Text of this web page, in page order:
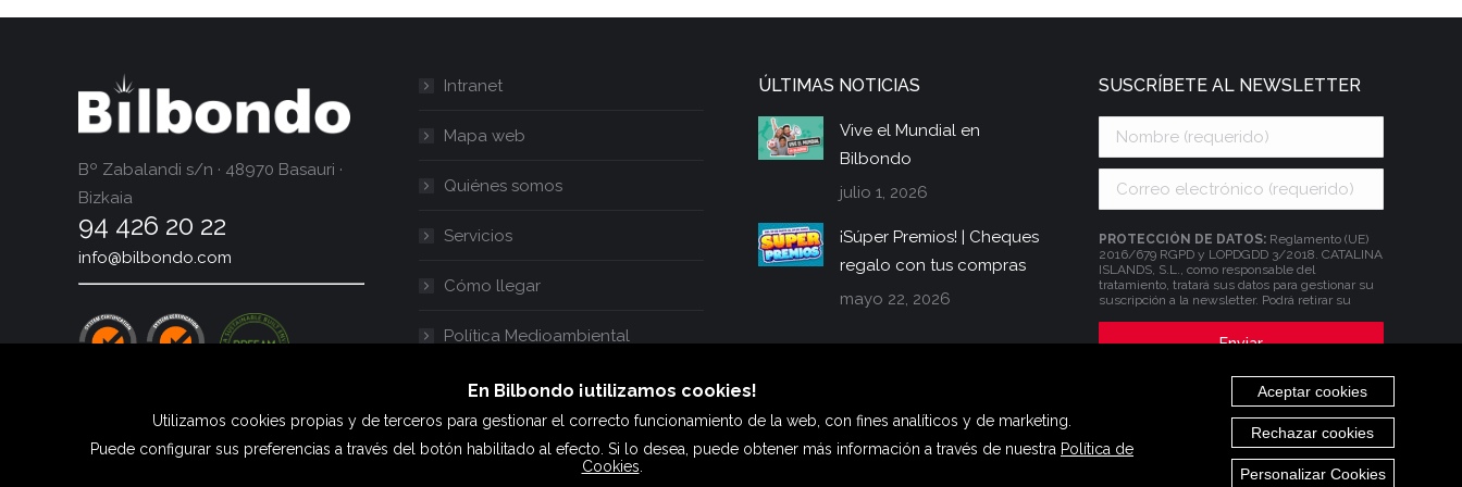
Bº Zabalandi s/n · 48970 Basauri ·
Bizkaia
94 426 20 22
info@bilbondo.com
Intranet
Mapa web
Quiénes somos
Servicios
Cómo llegar
Política Medioambiental
ÚLTIMAS NOTICIAS
Vive el Mundial en
Bilbondo
julio 1, 2026
¡Súper Premios! | Cheques
regalo con tus compras
mayo 22, 2026
SUSCRÍBETE AL NEWSLETTER
PROTECCIÓN DE DATOS:Reglamento (UE)
2016/679 RGPD y LOPDGDD 3/2018. CATALINA
ISLANDS, S.L., como responsable del
tratamiento, tratará sus datos para gestionar su
suscripción a la newsletter. Podrá retirar su
realizar con anterioridad, y podrá ejercitar los
los datos, entre otros, tal y como se explica en la
información adicional que está a su disposición
Política de Privacidad.
Bilbondo © Copyright | Aviso legal
En Bilbondo ¡utilizamos cookies!
Utilizamos cookies propias y de terceros para gestionar el correcto funcionamiento de la web, con fines analíticos y de marketing.
Puede configurar sus preferencias a través del botón habilitado al efecto. Si lo desea, puede obtener más información a través de nuestra Política de
Cookies
Aceptar cookies
Rechazar cookies
Personalizar Cookies